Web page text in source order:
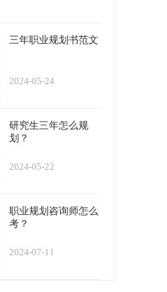
三年职业规划书范文
2024-05-24
研究生三年怎么规
划？
2024-05-22
职业规划咨询师怎么
考？
2024-07-11